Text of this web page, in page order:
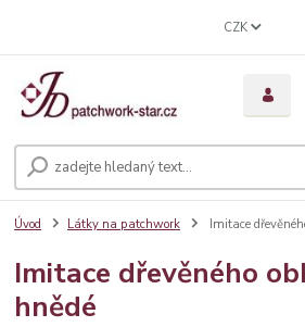
CZK
Úvod Látky na patchwork Imitace
Imitace dřevěného
hnědé